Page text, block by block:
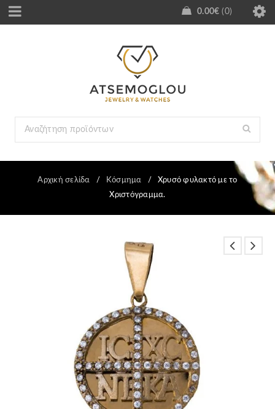
0.00€ 0
Αρχική σελίδα / Κόσμημα /
Χρυσό φυλακτό με το
Χριστόγραμμα.